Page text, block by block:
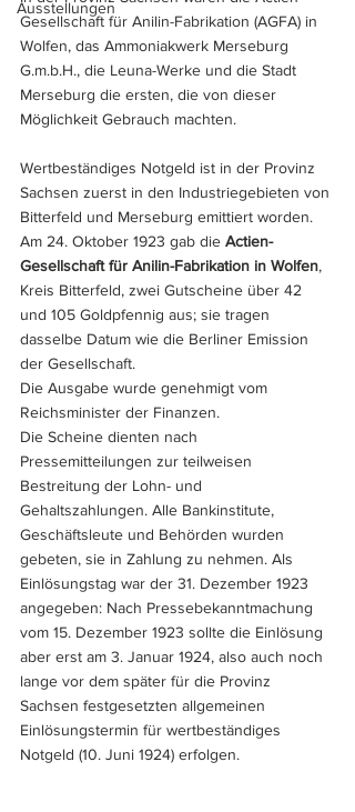
Ausstellungen
Gesellschaft für Anilin-Fabrikation (AGFA) in
Wolfen, das Ammoniakwerk Merseburg
G.m.b.H., die Leuna-Werke und die Stadt
Merseburg die ersten, die von dieser
Möglichkeit Gebrauch machten.
Wertbeständiges Notgeld ist in der Provinz
Sachsen zuerst in den Industriegebieten von
Bitterfeld und Merseburg emittiert worden.
Am 24. Oktober 1923 gab die Actien-
Gesellschaft für Anilin-Fabrikation in Wolfen,
Kreis Bitterfeld, zwei Gutscheine über 42
und 105 Goldpfennig aus; sie tragen
dasselbe Datum wie die Berliner Emission
der Gesellschaft.
Die Ausgabe wurde genehmigt vom
Reichsminister der Finanzen.
Die Scheine dienten nach
Pressemitteilungen zur teilweisen
Bestreitung der Lohn- und
Gehaltszahlungen. Alle Bankinstitute,
Geschäftsleute und Behörden wurden
gebeten, sie in Zahlung zu nehmen. Als
Einlösungstag war der 31. Dezember 1923
angegeben: Nach Pressebekanntmachung
vom 15. Dezember 1923 sollte die Einlösung
aber erst am 3. Januar 1924, also auch noch
lange vor dem später für die Provinz
Sachsen festgesetzten allgemeinen
Einlösungstermin für wertbeständiges
Notgeld (10. Juni 1924) erfolgen.